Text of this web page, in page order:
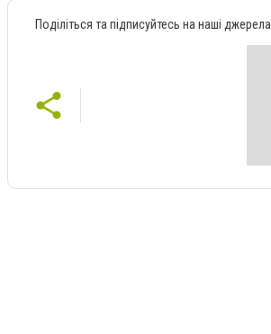
Поділіться та підписуйтесь на наші джерела